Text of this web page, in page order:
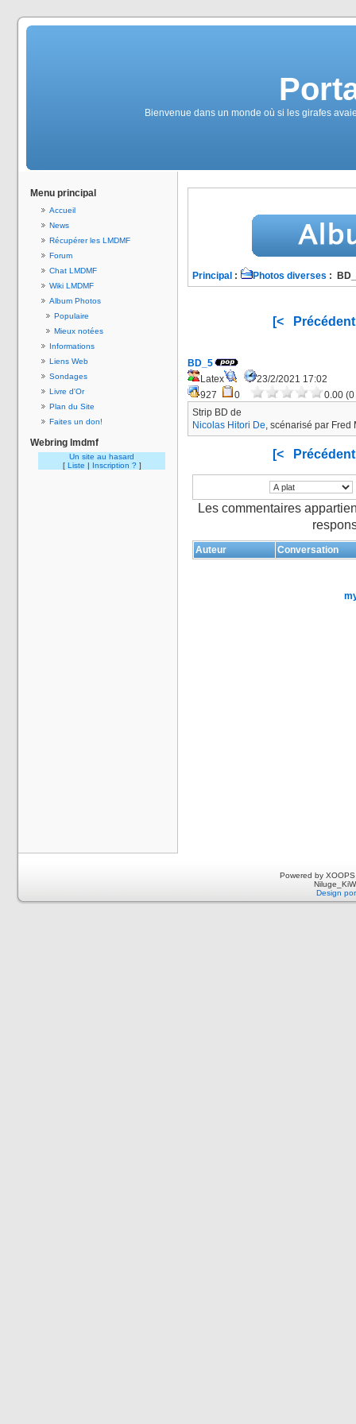
Bienvenue dans un monde où si les girafes
Menu principal
Accueil
News
Récupérer les LMDMF
Forum
Chat LMDMF
Wiki LMDMF
Album Photos
Populaire
Mieux notées
Informations
Liens Web
Sondages
Livre d'Or
Plan du Site
Faites un don!
Webring lmdmf
Un site au hasard
[ Liste | Inscription ? ]
Principal : Photos diverses :
[< Précédent
BD_5
Latex
23/2/2021 17:02
927
0
0.00
Strip BD de
Nicolas Hitori De, scénarisé par Fred
[< Précédent
Les commentaires
Auteur Conversation
Powered by
Design